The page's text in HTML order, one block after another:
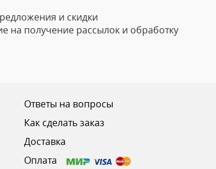
и скидки
на получение рассылок и обработку
Ответы на вопросы
Как сделать заказ
Доставка
Оплата